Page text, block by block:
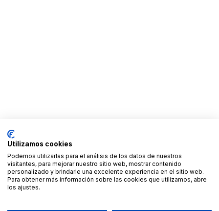
Utilizamos cookies
Podemos utilizarlas para el análisis de los datos de nuestros
visitantes, para mejorar nuestro sitio web, mostrar contenido
personalizado y brindarle una excelente experiencia en el sitio web.
Para obtener más información sobre las cookies que utilizamos, abre
los ajustes.